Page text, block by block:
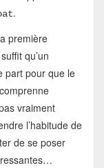
.
première
qu’un
part pour que le
vraiment
l’habitude de
de se poser